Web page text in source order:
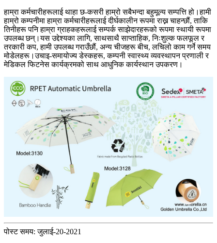
हाम्रा कर्मचारीहरूलाई थाहा छ-कसरी हाम्रो सबैभन्दा बहुमूल्य सम्पत्ति हो।हामी
हाम्रो कम्पनीमा हाम्रा कर्मचारीहरूलाई दीर्घकालीन रूपमा राख्न चाहन्छौं, ताकि
तिनीहरू पनि हाम्रा ग्राहकहरूलाई सम्पर्क साझेदारहरूको रूपमा स्थायी रूपमा
उपलब्ध छन्।यस उद्देश्यका लागि, साथसाथै साप्ताहिक, निःशुल्क फलफूल र
तरकारी कप, हामी उपलब्ध गराउँछौं, अन्य चीजहरू बीच, लचिलो काम गर्ने समय
मोडेलहरू।उचाइ-समायोज्य डेस्कहरू, कम्पनी स्वास्थ्य व्यवस्थापन प्रणाली र
मेडिकल फिटनेस कार्यक्रमको साथ आधुनिक कार्यस्थान उपकरण।
पोस्ट समय: जुलाई-20-2021